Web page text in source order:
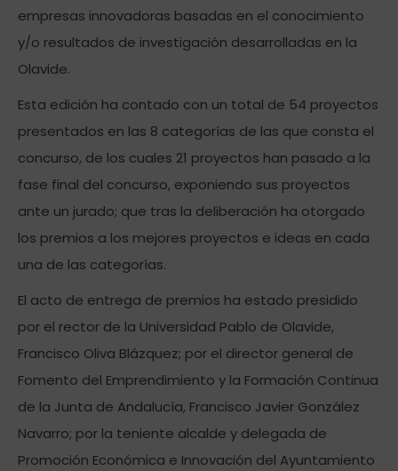
empresas innovadoras basadas en el conocimiento
y/o resultados de investigación desarrolladas en la
Olavide.
Esta edición ha contado con un total de 54 proyectos
presentados en las 8 categorías de las que consta el
concurso, de los cuales 21 proyectos han pasado a la
fase final del concurso, exponiendo sus proyectos
ante un jurado; que tras la deliberación ha otorgado
los premios a los mejores proyectos e ideas en cada
una de las categorías.
El acto de entrega de premios ha estado presidido
por el rector de la Universidad Pablo de Olavide,
Francisco Oliva Blázquez; por el director general de
Fomento del Emprendimiento y la Formación Continua
de la Junta de Andalucía, Francisco Javier González
Navarro; por la teniente alcalde y delegada de
Promoción Económica e Innovación del Ayuntamiento